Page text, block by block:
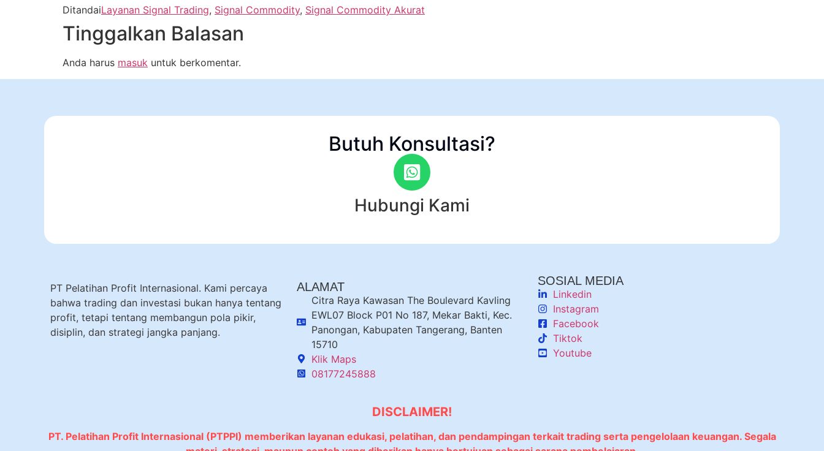
DitandaiLayanan Signal Trading, Signal Commodity, Signal Commodity Akurat
Tinggalkan Balasan
Anda harus masuk untuk berkomentar.
Butuh Konsultasi?
Hubungi Kami
PT Pelatihan Profit Internasional. Kami percaya
bahwa trading dan investasi bukan hanya tentang
profit, tetapi tentang membangun pola pikir,
disiplin, dan strategi jangka panjang.
ALAMAT
Citra Raya Kawasan The Boulevard Kavling
EWL07 Block P01 No 187, Mekar Bakti, Kec.
Panongan, Kabupaten Tangerang, Banten
15710
Klik Maps
08177245888
SOSIAL MEDIA
Linkedin
Instagram
Facebook
Tiktok
Youtube
DISCLAIMER!
PT. Pelatihan Profit Internasional (PTPPI) memberikan layanan edukasi, pelatihan, dan pendampingan terkait trading serta pengelolaan keuangan. Segala